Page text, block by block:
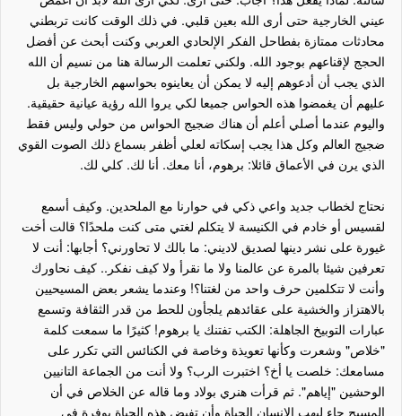
عيني الخارجية حتى أرى الله بعين قلبي. في ذلك الوقت كانت تربطني
محادثات ممتازة بفطاحل الفكر الإلحادي العربي وكنت أبحث عن أفضل
الحجج لإقناعهم بوجود الله. ولكني تعلمت الرسالة هنا من نسيم أن الله
الذي يجب أن أدعوهم إليه لا يمكن أن يعاينوه بحواسهم الخارجية بل
عليهم أن يغمضوا هذه الحواس جميعا لكي يروا الله رؤية عيانية حقيقية.
واليوم عندما أصلي أعلم أن هناك ضجيج الحواس من حولي وليس فقط
ضجيج العالم وكل هذا يجب إسكاته لعلي أظفر بسماع ذلك الصوت القوي
الذي يرن في الأعماق قائلا: برهوم، أنا معك. أنا لك. كلي لك.
نحتاج لخطاب جديد واعي ذكي في حوارنا مع الملحدين. وكيف أسمع
لقسيس أو خادم في الكنيسة لا يتكلم لغتي متى كنت ملحدًا؟ قالت أخت
غيورة على نشر دينها لصديق لاديني: ما بالك لا تحاورني؟ أجابها: أنت لا
تعرفين شيئا بالمرة عن عالمنا ولا ما نقرأ ولا كيف نفكر.. كيف نحاورك
وأنت لا تتكلمين حرف واحد من لغتنا؟! وعندما يشعر بعض المسيحيين
بالاهتزاز والخشية على عقائدهم يلجأون للحط من قدر الثقافة وتسمع
عبارات التوبيخ الجاهلة: الكتب تفتنك يا برهوم! كثيرًا ما سمعت كلمة
"خلاص" وشعرت وكأنها تعويذة وخاصة في الكنائس التي تكرر على
مسامعك: خلصت يا أخ؟ اختبرت الرب؟ ولا أنت من الجماعة التانيين
الوحشين "إياهم". ثم قرأت هنري بولاد وما قاله عن الخلاص في أن
المسيح جاء ليهب الإنسان الحياة وأن تفيض هذه الحياة بوفرة في